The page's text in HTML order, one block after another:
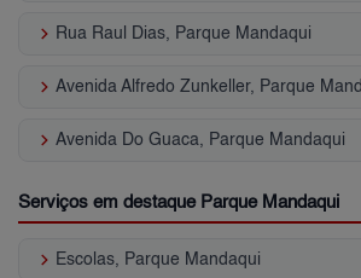
keyboard_arrow_right Rua Raul Dias, Parque Mandaqui
keyboard_arrow_right Avenida Alfredo Zunkeller, Parque
keyboard_arrow_right Avenida Do Guaca, Parque Mandaqui
Serviços em destaque Parque Mandaqui
keyboard_arrow_right Escolas, Parque Mandaqui